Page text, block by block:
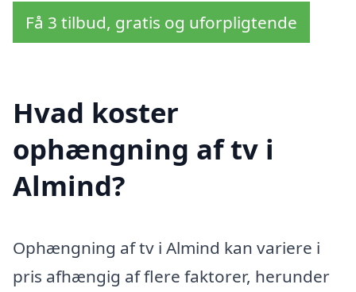
Få 3 tilbud, gratis og uforpligtende
Hvad koster
ophængning af tv i
Almind?
Ophængning af tv i Almind kan variere i
pris afhængig af flere faktorer, herunder